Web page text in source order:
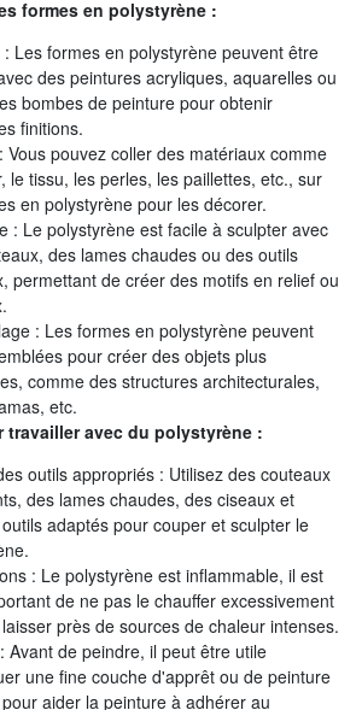
formes en polystyrène :
: Les formes en polystyrène peuvent être
des peintures acryliques, aquarelles ou
bombes de peinture pour obtenir
finitions.
Vous pouvez coller des matériaux comme
le tissu, les perles, les paillettes, etc., sur
en polystyrène pour les décorer.
: Le polystyrène est facile à sculpter avec
des lames chaudes ou des outils
permettant de créer des motifs en relief ou
: Les formes en polystyrène peuvent
pour créer des objets plus
comme des structures architecturales,
etc.
travailler avec du polystyrène :
outils appropriés : Utilisez des couteaux
des lames chaudes, des ciseaux et
adaptés pour couper et sculpter le
: Le polystyrène est inflammable, il est
de ne pas le chauffer excessivement
près de sources de chaleur intenses.
Avant de peindre, il peut être utile
une fine couche d'apprêt ou de peinture
aider la peinture à adhérer au